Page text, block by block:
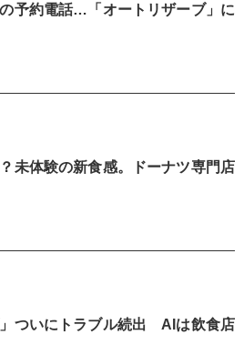
予約電話…「オートリザーブ」に
未体験の新食感。ドーナツ専門店
」ついにトラブル続出 AIは飲食店